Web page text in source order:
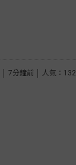
│ 7分鐘前 │ 人氣：132